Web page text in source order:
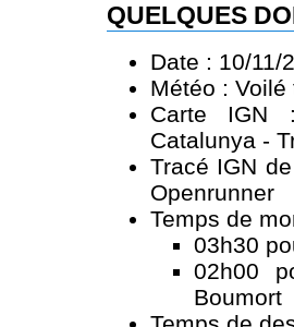
QUELQUES
Date : 10/11/
Météo :
Carte IGN
Catalunya -
Tracé IGN
Openrunner
Temps de
03h30
02h00
Boumort